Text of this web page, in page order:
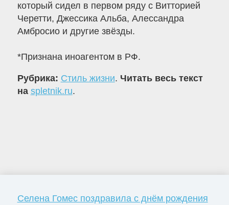
который сидел в первом ряду с Витторией
Черетти, Джессика Альба, Алессандра
Амбросио и другие звёзды.
*Признана иноагентом в РФ.
Рубрика: Стиль жизни. Читать весь текст
на spletnik.ru.
Селена Гомес поздравила с днём рождения